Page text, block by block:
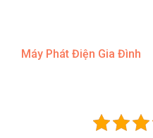
Máy Phát Điện Gia Đình